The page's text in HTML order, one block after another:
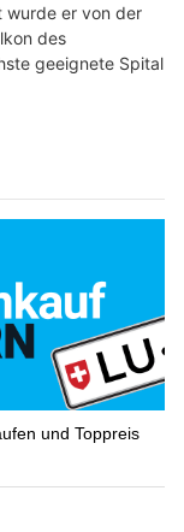
wurde er von der
des
geeignete Spital
und Toppreis